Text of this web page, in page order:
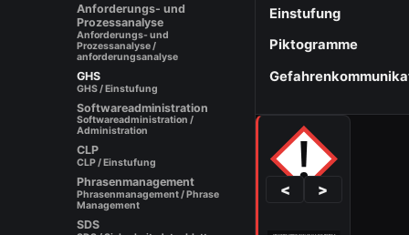
Anforderungs- und
Prozessanalyse
Anforderungs- und
Prozessanalyse /
anforderungsanalyse
GHS
GHS / Einstufung
Softwareadministration
Softwareadministration /
Administration
CLP
CLP / Einstufung
Phrasenmanagement
Phrasenmanagement / Phrase
Management
SDS
Einstufung
Piktogramme
< >